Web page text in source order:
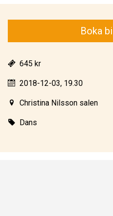
Boka
645 kr
2018-12-03, 19.30
Christina Nilsson salen
Dans